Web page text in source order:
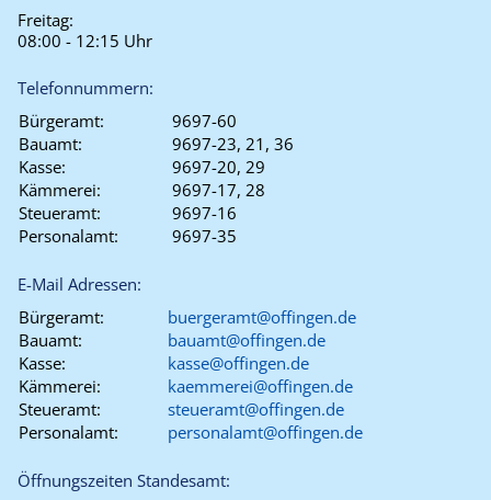
Freitag:
08:00 - 12:15 Uhr
Telefonnummern:
Bürgeramt:
9697-60
Bauamt:
9697-23, 21, 36
Kasse:
9697-20, 29
Kämmerei:
9697-17, 28
Steueramt:
9697-16
Personalamt:
9697-35
E-Mail Adressen:
Bürgeramt:
buergeramt@offingen.de
Bauamt:
bauamt@offingen.de
Kasse:
kasse@offingen.de
Kämmerei:
kaemmerei@offingen.de
Steueramt:
steueramt@offingen.de
Personalamt:
personalamt@offingen.de
Öffnungszeiten Standesamt: